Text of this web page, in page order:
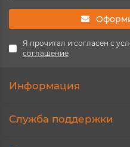
Я прочитал и согласен с
соглашение
Информация
Служба поддержки